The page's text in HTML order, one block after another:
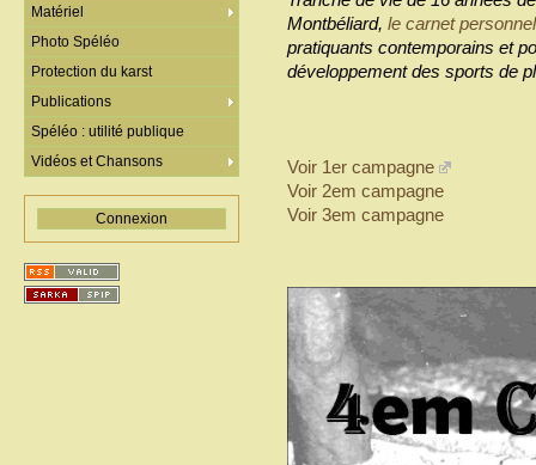
Montbéliard, le carnet personnel
pratiquants contemporains et
développement des sports de
Voir 1er campagne
Voir 2em campagne
Voir 3em campagne
Matériel
Photo Spéléo
Protection du karst
Publications
Spéléo : utilité publique
Vidéos et Chansons
Connexion